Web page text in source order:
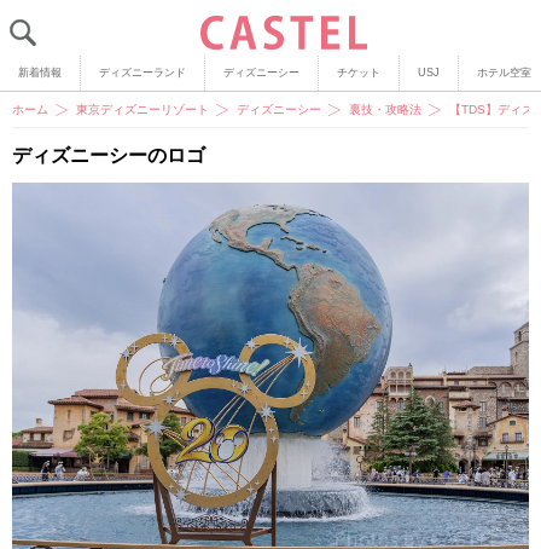
新着情報 ディズニーランド ディズニーシー チケット USJ ホテル空室
ホーム 東京ディズニーリゾート ディズニーシー 裏技・攻略法 【TDS】ディ
ディズニーシーのロゴ